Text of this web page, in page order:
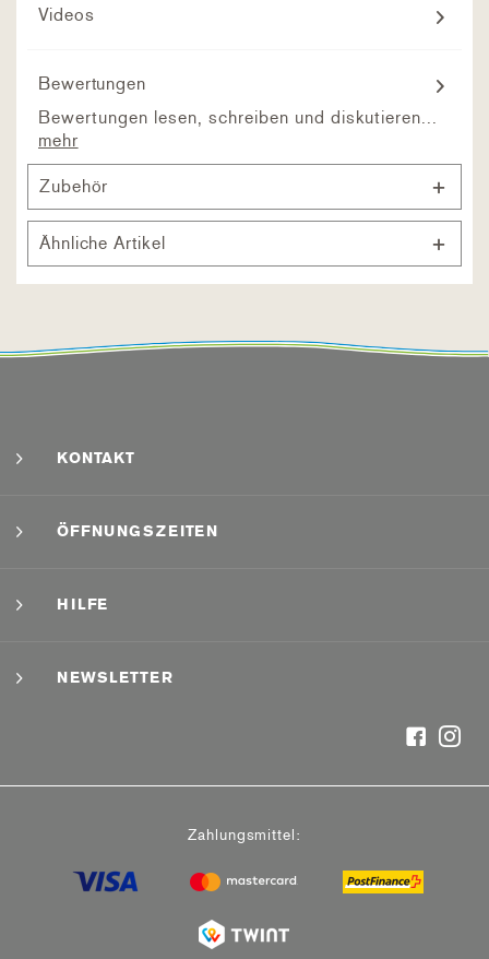
Videos
Bewertungen
Bewertungen lesen, schreiben und diskutieren...
mehr
Zubehör
Ähnliche Artikel
KONTAKT
ÖFFNUNGSZEITEN
HILFE
NEWSLETTER
Zahlungsmittel: